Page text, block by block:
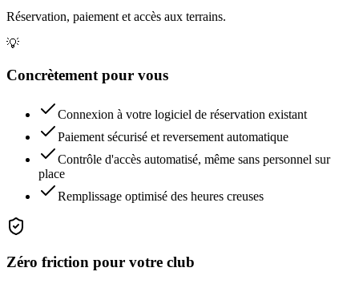
Réservation, paiement et accès aux terrains.
💡
Concrètement pour vous
Connexion à votre logiciel de réservation existant
Paiement sécurisé et reversement automatique
Contrôle d'accès automatisé, même sans personnel sur
place
Remplissage optimisé des heures creuses
Zéro friction pour votre club